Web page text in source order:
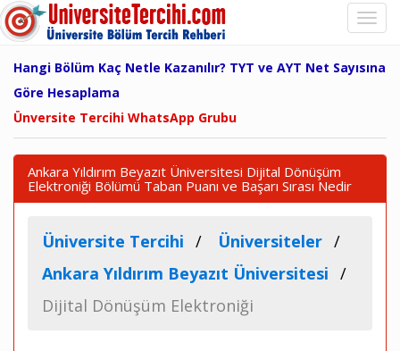
Hangi Bölüm Kaç Netle Kazanılır? TYT ve AYT Net Sayısına
Göre Hesaplama
Ünversite Tercihi WhatsApp Grubu
Ankara Yıldırım Beyazıt Üniversitesi Dijital Dönüşüm
Elektroniği Bölümü Taban Puanı ve Başarı Sırası Nedir
Üniversite Tercihi
Üniversiteler
Ankara Yıldırım Beyazıt Üniversitesi
Dijital Dönüşüm Elektroniği